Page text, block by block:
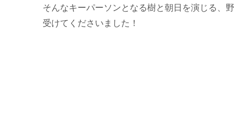
そんなキーパーソンとなる樹と朝日を演じる、
受けてくださいました！